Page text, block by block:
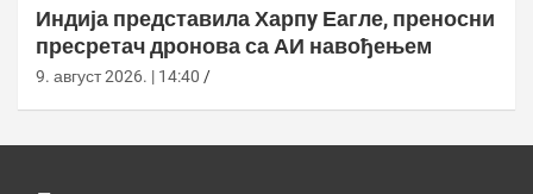
Индија представила Харпy Еагле, преносни
пресретач дронова са АИ навођењем
9. август 2026. | 14:40